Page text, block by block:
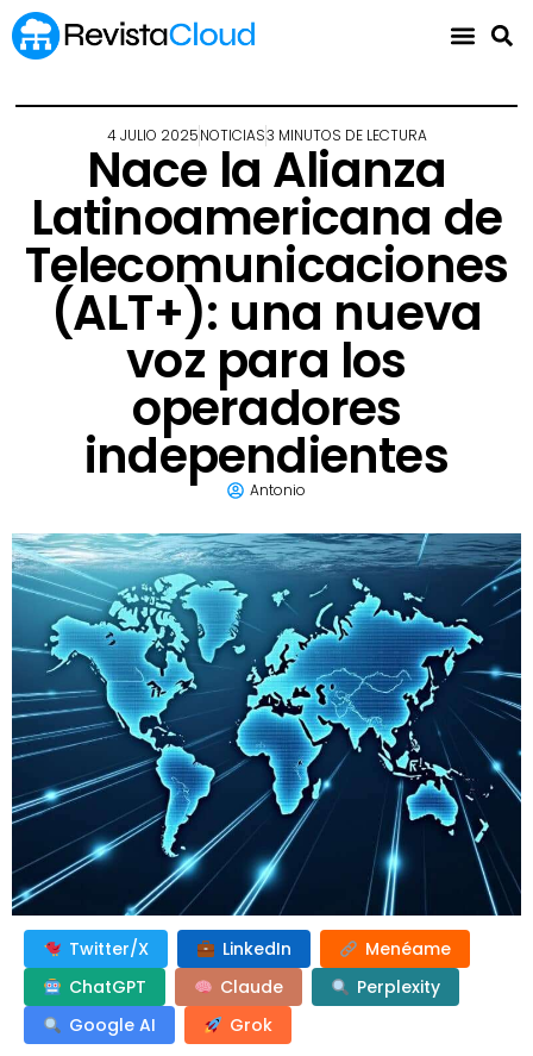
4 JULIO 2025NOTICIAS3 MINUTOS DE LECTURA
Nace la Alianza
Latinoamericana de
Telecomunicaciones
(ALT+): una nueva
voz para los
operadores
independientes
Antonio
Twitter/X LinkedIn
Menéame
ChatGPT
Claude
Perplexity
Google AI
Grok